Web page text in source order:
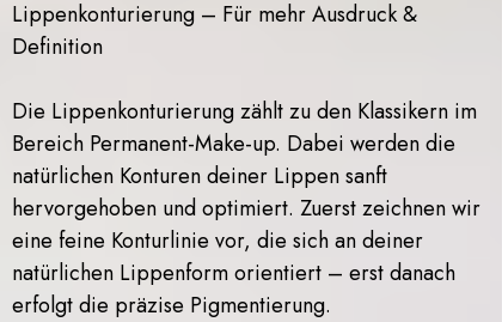
Lippenkonturierung – Für mehr Ausdruck &
Definition
Die Lippenkonturierung zählt zu den Klassikern im
Bereich Permanent-Make-up. Dabei werden die
natürlichen Konturen deiner Lippen sanft
hervorgehoben und optimiert. Zuerst zeichnen wir
eine feine Konturlinie vor, die sich an deiner
natürlichen Lippenform orientiert – erst danach
erfolgt die präzise Pigmentierung.